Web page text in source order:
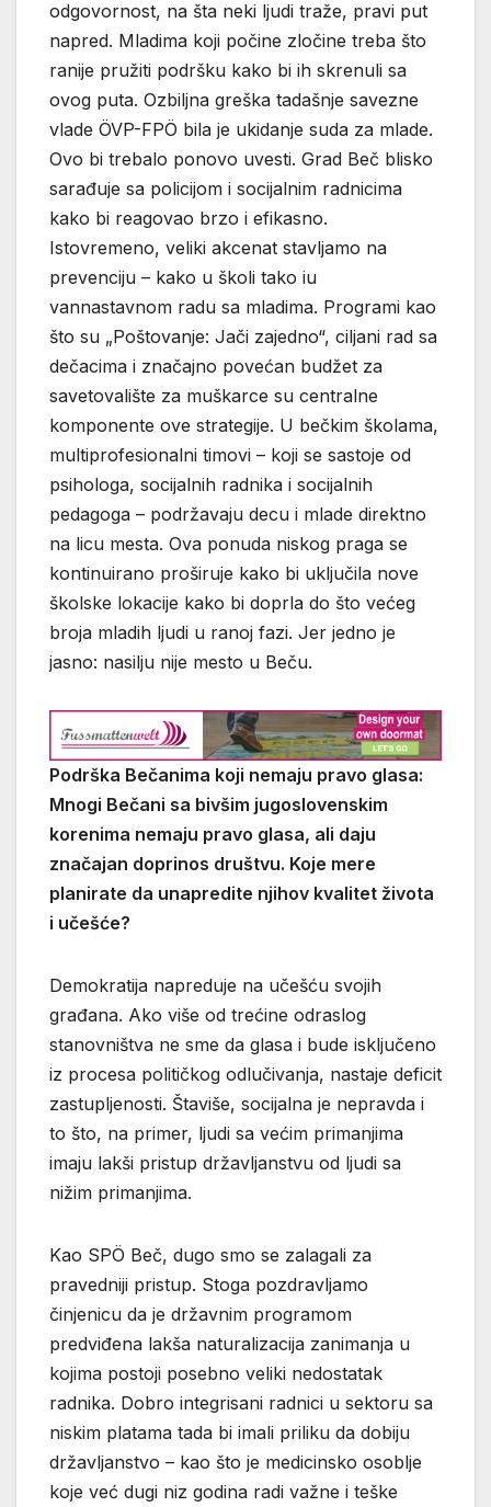
odgovornost, na šta neki ljudi traže, pravi put
napred. Mladima koji počine zločine treba što
ranije pružiti podršku kako bi ih skrenuli sa
ovog puta. Ozbiljna greška tadašnje savezne
vlade ÖVP-FPÖ bila je ukidanje suda za mlade.
Ovo bi trebalo ponovo uvesti. Grad Beč blisko
sarađuje sa policijom i socijalnim radnicima
kako bi reagovao brzo i efikasno.
Istovremeno, veliki akcenat stavljamo na
prevenciju – kako u školi tako iu
vannastavnom radu sa mladima. Programi kao
što su „Poštovanje: Jači zajedno“, ciljani rad sa
dečacima i značajno povećan budžet za
savetovalište za muškarce su centralne
komponente ove strategije. U bečkim školama,
multiprofesionalni timovi – koji se sastoje od
psihologa, socijalnih radnika i socijalnih
pedagoga – podržavaju decu i mlade direktno
na licu mesta. Ova ponuda niskog praga se
kontinuirano proširuje kako bi uključila nove
školske lokacije kako bi doprla do što većeg
broja mladih ljudi u ranoj fazi. Jer jedno je
jasno: nasilju nije mesto u Beču.
Podrška Bečanima koji nemaju pravo glasa:
Mnogi Bečani sa bivšim jugoslovenskim
korenima nemaju pravo glasa, ali daju
značajan doprinos društvu. Koje mere
planirate da unapredite njihov kvalitet života
i učešće?
Demokratija napreduje na učešću svojih
građana. Ako više od trećine odraslog
stanovništva ne sme da glasa i bude isključeno
iz procesa političkog odlučivanja, nastaje deficit
zastupljenosti. Štaviše, socijalna je nepravda i
to što, na primer, ljudi sa većim primanjima
imaju lakši pristup državljanstvu od ljudi sa
nižim primanjima.
Kao SPÖ Beč, dugo smo se zalagali za
pravedniji pristup. Stoga pozdravljamo
činjenicu da je državnim programom
predviđena lakša naturalizacija zanimanja u
kojima postoji posebno veliki nedostatak
radnika. Dobro integrisani radnici u sektoru sa
niskim platama tada bi imali priliku da dobiju
državljanstvo – kao što je medicinsko osoblje
koje već dugi niz godina radi važne i teške